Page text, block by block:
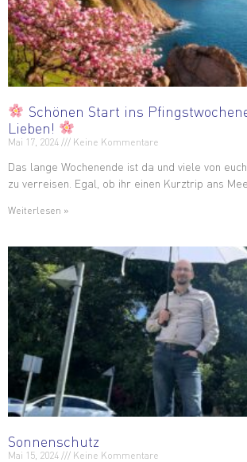
Schönen Start ins
Lieben!
Mai 17, 2024 Keine Kommentare
Das lange Wochenende ist da und viele von
zu verreisen. Egal, ob ihr einen Kurztrip ans
Weiterlesen »
Sonnenschutz
Mai 15, 2024 Keine Kommentare